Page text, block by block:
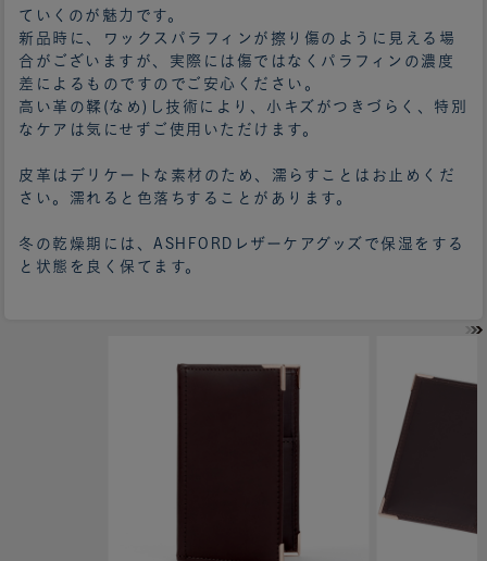
ていくのが魅力です。
新品時に、ワックスパラフィンが擦り傷のように見える場
合がございますが、実際には傷ではなくパラフィンの濃度
差によるものですのでご安心ください。
高い革の鞣(なめ)し技術により、小キズがつきづらく、特別
なケアは気にせずご使用いただけます。
皮革はデリケートな素材のため、濡らすことはお止めくだ
さい。濡れると色落ちすることがあります。
冬の乾燥期には、ASHFORDレザーケアグッズで保湿をする
と状態を良く保てます。